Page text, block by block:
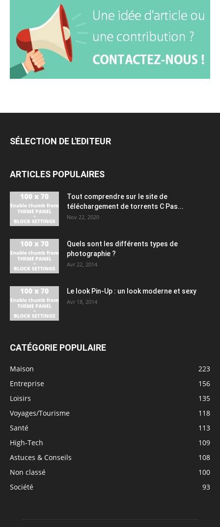
SÉLECTION DE L'EDITEUR
ARTICLES POPULAIRES
Tout comprendre sur le site de
téléchargement de torrents C Pas...
Nov 22, 2020
Quels sont les différents types de
photographie ?
Avr 22, 2014
Le look Pin-Up : un look moderne et sexy
Avr 18, 2014
CATÉGORIE POPULAIRE
Maison
223
Entreprise
156
Loisirs
135
Voyages/Tourisme
118
Santé
113
High-Tech
109
Astuces & Conseils
108
Non classé
100
Société
93